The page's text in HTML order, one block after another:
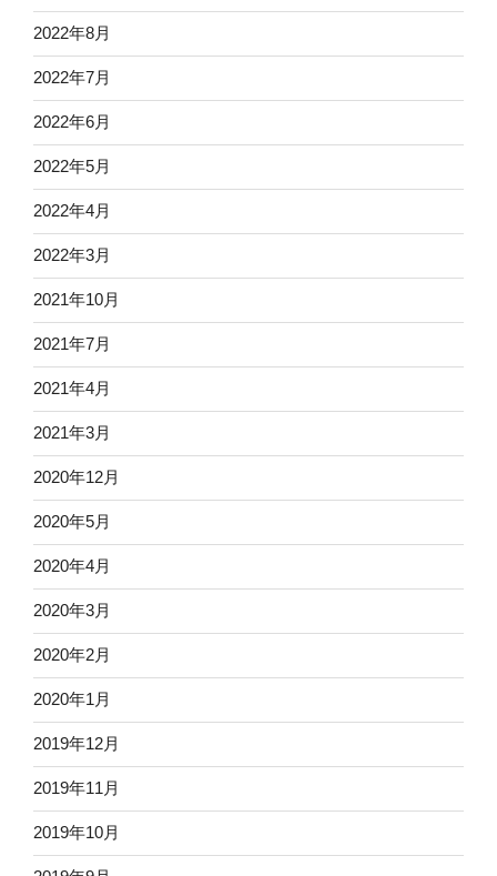
2022年8月
2022年7月
2022年6月
2022年5月
2022年4月
2022年3月
2021年10月
2021年7月
2021年4月
2021年3月
2020年12月
2020年5月
2020年4月
2020年3月
2020年2月
2020年1月
2019年12月
2019年11月
2019年10月